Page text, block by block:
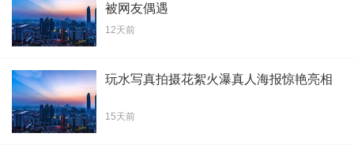
被网友偶遇
12天前
玩水写真拍摄花絮火瀑真人海报惊艳亮相
15天前